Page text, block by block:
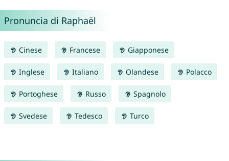
Pronuncia di Raphaël
Cinese Francese Giapponese
Inglese Italiano Olandese Polacco
Portoghese Russo Spagnolo
Svedese Tedesco Turco